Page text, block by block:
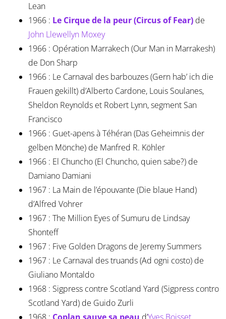
Lean
1966 : Le Cirque de la peur (Circus of Fear)de
John Llewellyn Moxey
1966 : Opération Marrakech (Our Man in Marrakesh)
de Don Sharp
1966 : Le Carnaval des barbouzes (Gern hab’ ich die
Frauen gekillt) d’Alberto Cardone, Louis Soulanes,
Sheldon Reynolds et Robert Lynn, segment San
Francisco
1966 : Guet-apens à Téhéran (Das Geheimnis der
gelben Mönche) de Manfred R. Köhler
1966 : El Chuncho (El Chuncho, quien sabe?) de
Damiano Damiani
1967 : La Main de l’épouvante (Die blaue Hand)
d’Alfred Vohrer
1967 : The Million Eyes of Sumuru de Lindsay
Shonteff
1967 : Five Golden Dragons de Jeremy Summers
1967 : Le Carnaval des truands (Ad ogni costo) de
Giuliano Montaldo
1968 : Sigpress contre Scotland Yard (Sigpress contro
Scotland Yard) de Guido Zurli